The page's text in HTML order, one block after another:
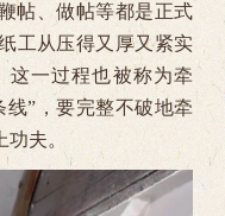
帖、做帖等都是正式
工从压得又厚又紧实
这一过程也被称为牵
”，要完整不破地牵
夫。